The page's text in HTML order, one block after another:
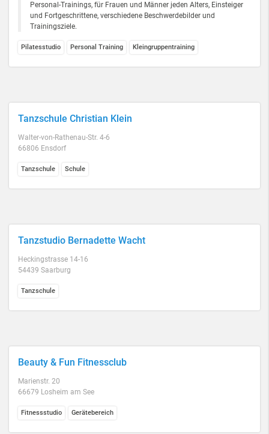
Personal-Trainings, für Frauen und Männer jeden Alters, Einsteiger
und Fortgeschrittene, verschiedene Beschwerdebilder und
Trainingsziele.
Pilatesstudio Personal Training Kleingruppentraining
Tanzschule Christian Klein
Walter-von-Rathenau-Str. 4-6
66806 Ensdorf
Tanzschule Schule
Tanzstudio Bernadette Wacht
Heckingstrasse 14-16
54439 Saarburg
Tanzschule
Beauty & Fun Fitnessclub
Marienstr. 20
66679 Losheim am See
Fitnessstudio Gerätebereich